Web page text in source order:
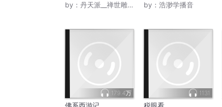
by： 丹天派__禅世雕龙
by： 浩渺学播音
179.4万
佛系西游记
1131
税眼看